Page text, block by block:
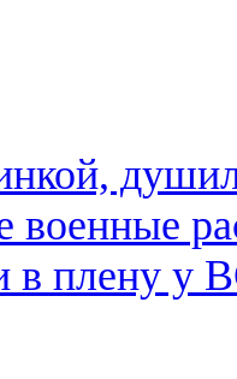
военные
в плену у